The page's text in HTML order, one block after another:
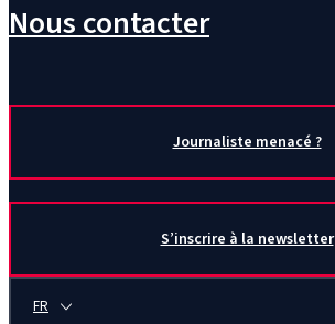
Nous contacter
Journaliste menacé ?
S’inscrire à la newsletter
FR